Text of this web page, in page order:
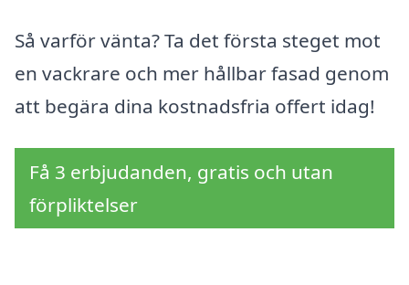
Så varför vänta? Ta det första steget mot
en vackrare och mer hållbar fasad genom
att begära dina kostnadsfria offert idag!
Få 3 erbjudanden, gratis och utan
förpliktelser